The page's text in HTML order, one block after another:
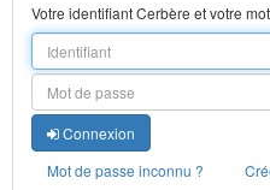
Votre identifiant Cerbère et votre
Connexion
Mot de passe inconnu ?